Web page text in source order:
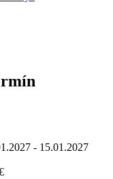
- 15.01.2027